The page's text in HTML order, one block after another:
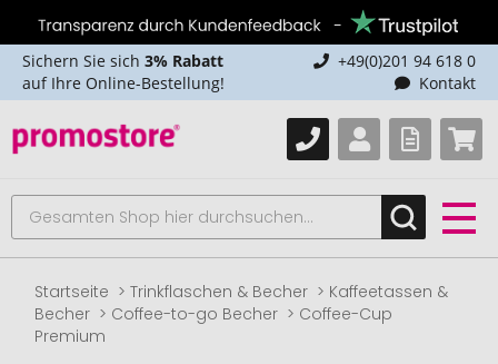
Sichern Sie sich 3% Rabatt
auf Ihre Online-Bestellung!
+49(0)201 94 618 0
Kontakt
Startseite Trinkflaschen & Becher
Kaffeetassen &
Becher
Coffee-to-go Becher
Coffee-Cup
Premium